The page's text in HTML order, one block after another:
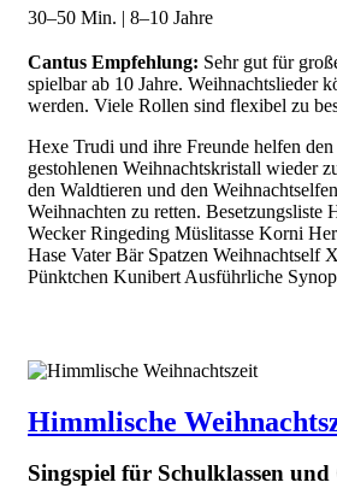
30–50 Min. | 8–10 Jahre
Cantus Empfehlung: Sehr gut für
spielbar ab 10 Jahre. Weihnachtslieder
werden. Viele Rollen sind flexibel zu
Hexe Trudi und ihre Freunde helfen
gestohlenen Weihnachtskristall wieder
den Waldtieren und den
Weihnachten zu retten.
Wecker Ringeding Müslitasse Korni
Hase Vater Bär Spatzen Weihnachtself
Pünktchen Kunibert Ausführliche
Himmlische
Singspiel für Schulklassen und